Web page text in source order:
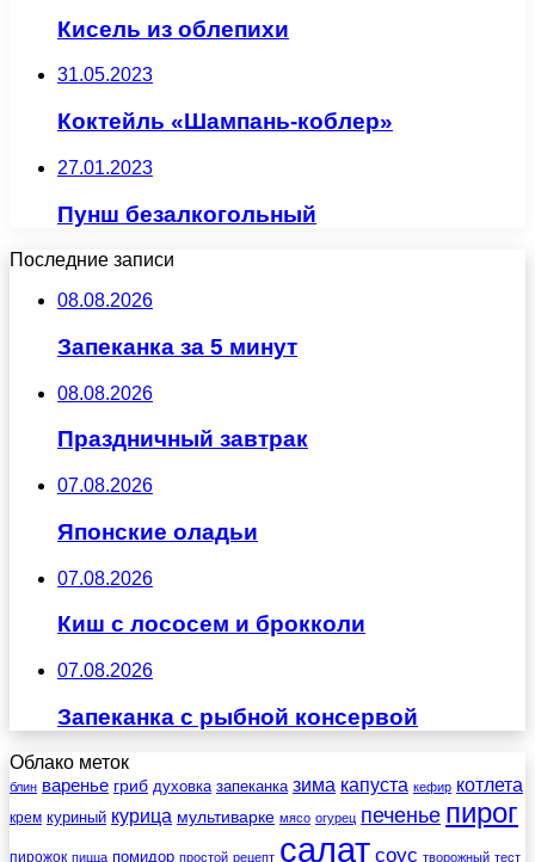
Кисель из облепихи
31.05.2023
Коктейль «Шампань-коблер»
27.01.2023
Пунш безалкогольный
Последние записи
08.08.2026
Запеканка за 5 минут
08.08.2026
Праздничный завтрак
07.08.2026
Японские оладьи
07.08.2026
Киш с лососем и брокколи
07.08.2026
Запеканка с рыбной консервой
Облако меток
блин варенье гриб духовка запеканка зима капуста кефир котлета
крем куриный курица мультиварке мясо огурец печенье пирог
пирожок пицца помидор простой рецепт салат соус творожный тест